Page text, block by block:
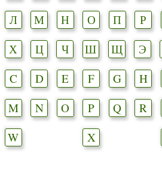
Л
М Н О П Р
Х
Ц Ч Ш Щ Э
C
D E F G H
M
N O P Q R
W
X